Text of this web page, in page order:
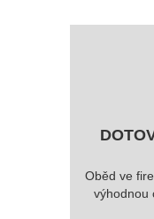
Oběd ve
výhodnou